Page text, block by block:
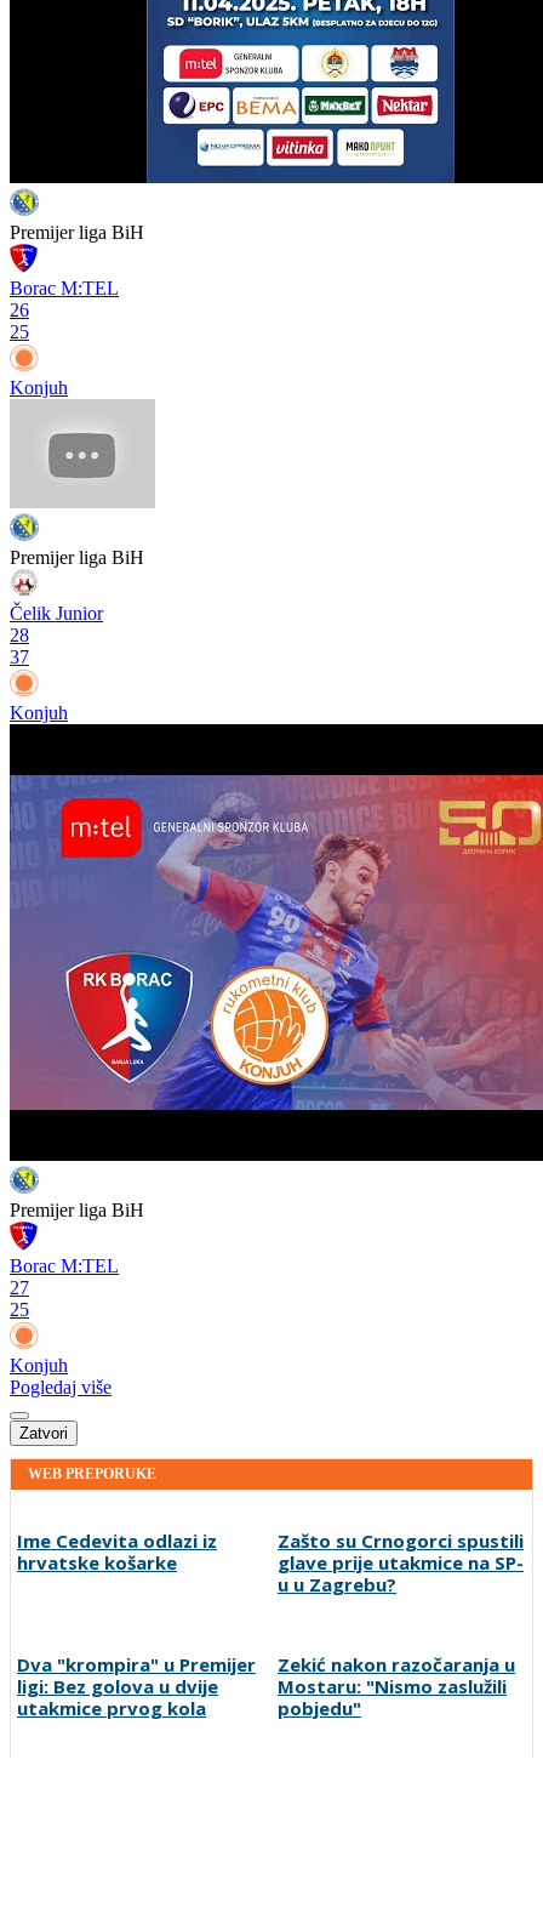
Premijer liga BiH
Borac M:TEL
26
25
Konjuh
Premijer liga BiH
Čelik Junior
28
37
Konjuh
Premijer liga BiH
Borac M:TEL
27
25
Konjuh
Pogledaj više
Zatvori
WEB PREPORUKE
Ime Cedevita odlazi iz
hrvatske košarke
Zašto su Crnogorci spustili
glave prije utakmice na SP-
u u Zagrebu?